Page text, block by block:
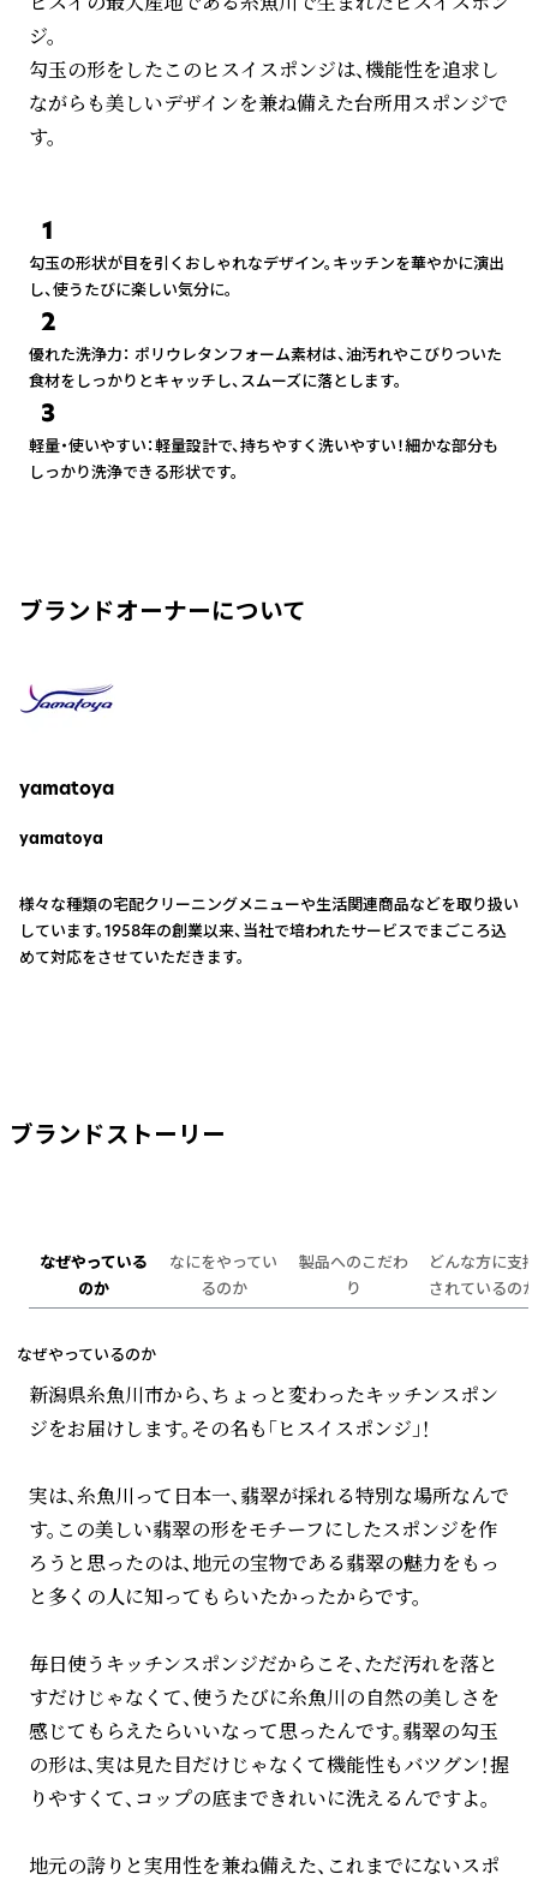
ジ。
勾玉の形をしたこのヒスイスポンジは、機能性を追求し
ながらも美しいデザインを兼ね備えた台所用スポンジで
1
勾玉の形状が目を引くおしゃれなデザイン。キッチンを華やかに演出
し、使うたびに楽しい気分に。
2
優れた洗浄力： ポリウレタンフォーム素材は、油汚れやこびりついた
食材をしっかりとキャッチし、スムーズに落とします。
3
軽量・使いやすい：軽量設計で、持ちやすく洗いやすい！細かな部分も
しっかり洗浄できる形状です。
ブランドオーナーについて
yamatoya
yamatoya
様々な種類の宅配クリーニングメニューや生活関連商品などを取り扱い
しています。1958年の創業以来、当社で培われたサービスでまごころ込
めて対応をさせていただきます。
ブランドストーリー
なぜやっている
のか
なにをやってい
るのか
製品へのこだわ
り
どんな方に支持
されているのか
なぜやっているのか
新潟県糸魚川市から、ちょっと変わったキッチンスポン
ジをお届けします。その名も「ヒスイスポンジ」！
実は、糸魚川って日本一、翡翠が採れる特別な場所なんで
す。この美しい翡翠の形をモチーフにしたスポンジを作
ろうと思ったのは、地元の宝物である翡翠の魅力をもっ
と多くの人に知ってもらいたかったからです。
毎日使うキッチンスポンジだからこそ、ただ汚れを落と
すだけじゃなくて、使うたびに糸魚川の自然の美しさを
感じてもらえたらいいなって思ったんです。翡翠の勾玉
の形は、実は見た目だけじゃなくて機能性もバツグン！握
りやすくて、コップの底まできれいに洗えるんですよ。
地元の誇りと実用性を兼ね備えた、これまでにないスポ